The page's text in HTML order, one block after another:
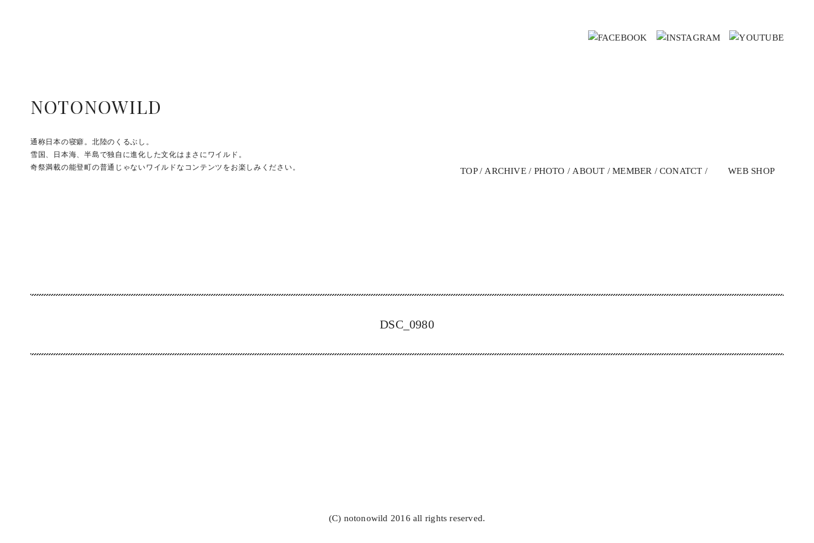
NOTONOWILD
通称日本の寝癖。北陸のくるぶし。
雪国、日本海、半島で独自に進化した文化はまさにワイルド。
奇祭満載の能登町の普通じゃないワイルドなコンテンツをお楽しみください。
TOP ARCHIVE PHOTO ABOUT MEMBER CONATCT WEB SHOP
DSC_0980
(C) notonowild 2016 all rights reserved.